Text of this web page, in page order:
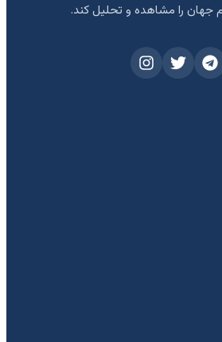
جهان را مشاهده و تحلیل کند.